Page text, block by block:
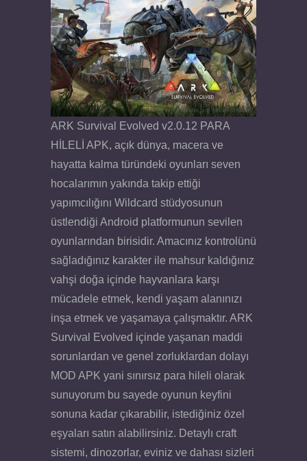
ARK Survival Evolved v2.0.12 PARA
HİLELİ APK, açık dünya, macera ve
hayatta kalma türündeki oyunları seven
hocalarımın yakında takip ettiği
yapımcılığını Wildcard stüdyosunun
üstlendiği Android platformunun sevilen
oyunlarından birisidir. Amacınız kontrolünü
sağladığınız karakter ile mahsur kaldığınız
vahşi doğa içinde hayvanlara karşı
mücadele etmek, kendi yaşam alanınızı
inşa etmek ve yaşamaya çalışmaktır. ARK
Survival Evolved içinde yaşanan maddi
sorunlardan ve genel zorluklardan dolayı
MOD APK yani sınırsız para hileli olarak
sunuyorum bu sayede oyunun keyfini
sonuna kadar çıkarabilir, istediğiniz özel
eşyaları satın alabilirsiniz. Detaylı craft
sistemi, dinozorlar, eviniz ve dahası sizleri